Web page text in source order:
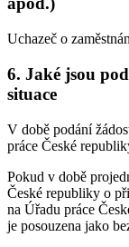
Uchazeč o
6. Jaké jsou
situace
V době podání
práce České
Pokud v době
České republiky o
na Úřadu práce
je posouzena jako